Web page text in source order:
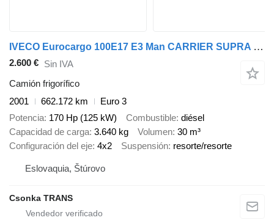
IVECO Eurocargo 100E17 E3 Man CARRIER SUPRA 550 Zdvíh. čelo Lož. ploch
2.600 € Sin IVA
Camión frigorífico
2001
662.172 km
Euro 3
Potencia 170 Hp (125 kW) Combustible diésel
Capacidad de carga 3.640 kg Volumen 30 m³
Configuración del eje 4x2 Suspensión resorte/resorte
Eslovaquia, Štúrovo
Csonka TRANS